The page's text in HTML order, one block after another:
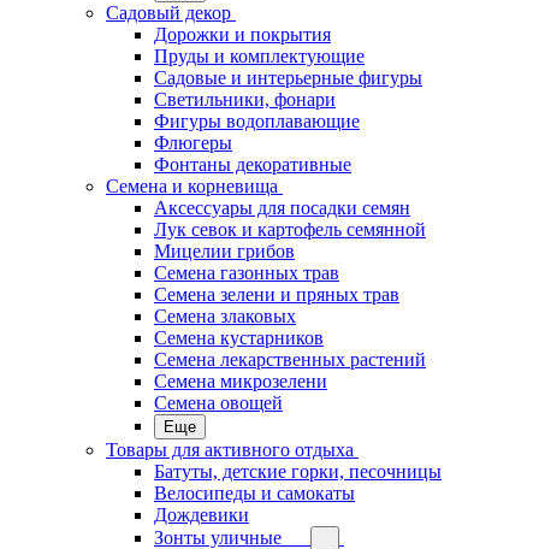
Садовый декор
Дорожки и покрытия
Пруды и комплектующие
Садовые и интерьерные фигуры
Светильники, фонари
Фигуры водоплавающие
Флюгеры
Фонтаны декоративные
Семена и корневища
Аксессуары для посадки семян
Лук севок и картофель семянной
Мицелии грибов
Семена газонных трав
Семена зелени и пряных трав
Семена злаковых
Семена кустарников
Семена лекарственных растений
Семена микрозелени
Семена овощей
Еще
Товары для активного отдыха
Батуты, детские горки, песочницы
Велосипеды и самокаты
Дождевики
Зонты уличные